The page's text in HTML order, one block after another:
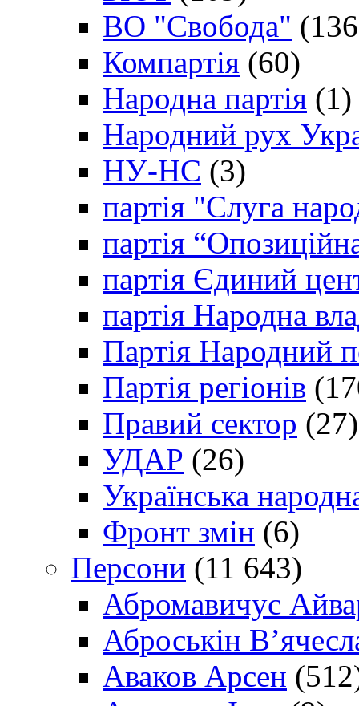
ВО "Свобода"
Компартія (60)
Народна партія (1)
Народний рух
НУ-НС (3)
партія "Слуга
партія
партія Єдиний
партія Народна
Партія Народний
Партія регіонів
Правий сектор (27)
УДАР (26)
Українська
Фронт змін (6)
Персони (11 643)
Абромавичус
Аброськін
Аваков Арсен